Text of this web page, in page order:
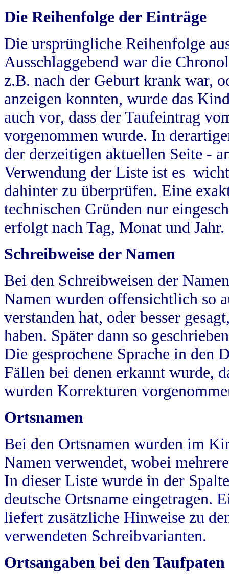
Die Reihenfolge der Einträge
Die ursprüngliche Reihenfolge
Ausschlaggebend war die
z.B. nach der Geburt krank war,
anzeigen konnten, wurde das
auch vor, dass der Taufeintrag
vorgenommen wurde. In
der derzeitigen aktuellen Seite -
Verwendung der Liste ist es
dahinter zu überprüfen. Eine
technischen Gründen nur
erfolgt nach Tag, Monat und Jahr.
Schreibweise der Namen
Bei den Schreibweisen der
Namen wurden offensichtlich so
verstanden hat, oder besser
haben. Später dann so
Die gesprochene Sprache in
Fällen bei denen erkannt wurde,
wurden Korrekturen
Ortsnamen
Bei den Ortsnamen wurden im
Namen verwendet, wobei
In dieser Liste wurde in der
deutsche Ortsname eingetragen.
liefert zusätzliche Hinweise zu
verwendeten Schreibvarianten.
Ortsangaben bei den Taufpaten